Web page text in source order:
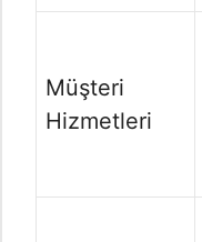
Müşteri
Hizmetleri